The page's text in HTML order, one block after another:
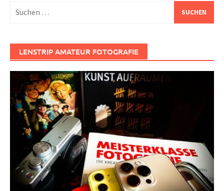
nach:
LENSTRIP AMATEUR FOTOGRAFIE